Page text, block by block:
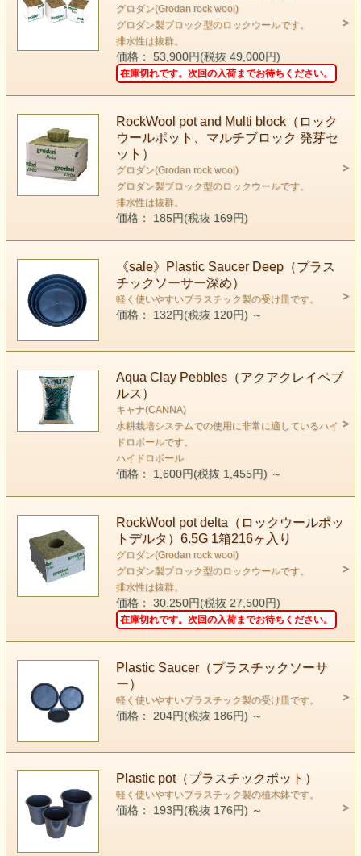
グロダン(Grodan rock wool)
グロダン製ブロック型のロックウールです。
排水性は抜群。
価格： 53,900円(税抜 49,000円)
在庫切れです。次回の入荷までお待ちください。
RockWool pot and Multi block（ロック
ウールポット、マルチブロック 発芽セ
ット）
グロダン(Grodan rock wool)
グロダン製ブロック型のロックウールです。
排水性は抜群。
価格： 185円(税抜 169円)
《sale》Plastic Saucer Deep（プラス
チックソーサー深め）
軽く使いやすいプラスチック製の受け皿です。
価格： 132円(税抜 120円) ～
Aqua Clay Pebbles（アクアクレイペブ
ルス）
キャナ(CANNA)
水耕栽培システムでの使用に非常に適しているハイ
ドロボールです。
ハイドロボール
価格： 1,600円(税抜 1,455円) ～
RockWool pot delta（ロックウールポッ
トデルタ）6.5G 1箱216ヶ入り
グロダン(Grodan rock wool)
グロダン製ブロック型のロックウールです。
排水性は抜群。
価格： 30,250円(税抜 27,500円)
在庫切れです。次回の入荷までお待ちください。
Plastic Saucer（プラスチックソーサ
ー）
軽く使いやすいプラスチック製の受け皿です。
価格： 204円(税抜 186円) ～
Plastic pot（プラスチックポット）
軽く使いやすいプラスチック製の植木鉢です。
価格： 193円(税抜 176円) ～